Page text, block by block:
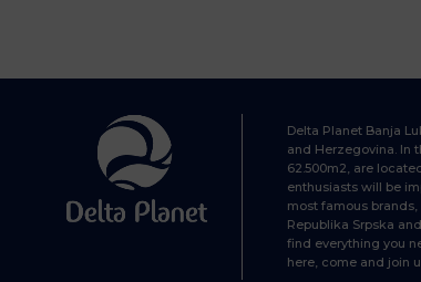
Delta Planet Banja
and Herzegovina. In
62.500m2, are
enthusiasts will be
most famous
Republika Srpska
find everything you
here, come and join